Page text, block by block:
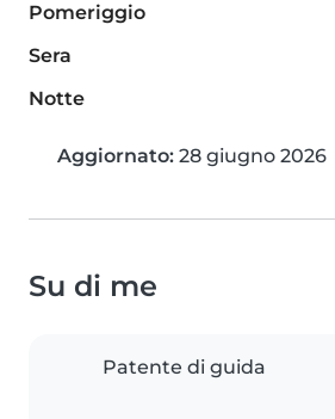
Pomeriggio
Sera
Notte
Aggiornato: 28 giugno 2026
Su di me
Patente di guida